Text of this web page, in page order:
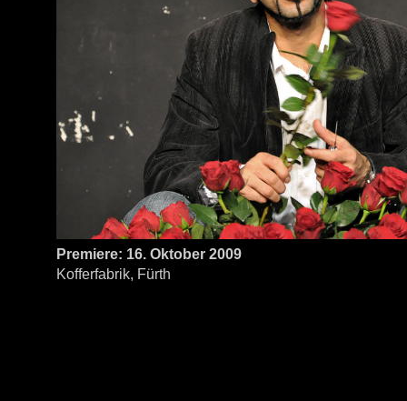
Premiere: 16. Oktober 2009
Kofferfabrik, Fürth